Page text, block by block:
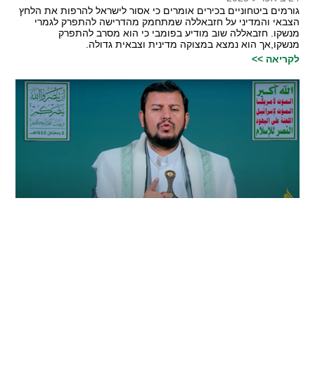
גורמים ביטחוניים בכירים אומרים כי אסור לישראל להרפות את הלחץ
הצבאי והמדיני על חזבאללה שמתחמק מהדרישה להתפרק לגמרי
מנשקו. חזבאללה שוב מודיע בפומבי כי הוא מסרב להתפרק
מנשקו,אך הוא נמצא במצוקה מדינית וצבאית גדולה.
לקריאה >>